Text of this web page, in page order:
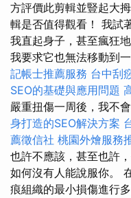
方評價此剪輯並豎起大
輯是否值得觀看！ 我試
我直起身子，甚至瘋狂
我要求它也無法移動到一
記帳士推薦服務 台中刮
SEO的基礎與應用問題
嚴重扭傷一周後，我不
身打造的SEO解決方案
薦徵信社 桃園外燴服務
也許不應該，甚至也許
如何沒有人能說服你。
痕組織的最小損傷進行